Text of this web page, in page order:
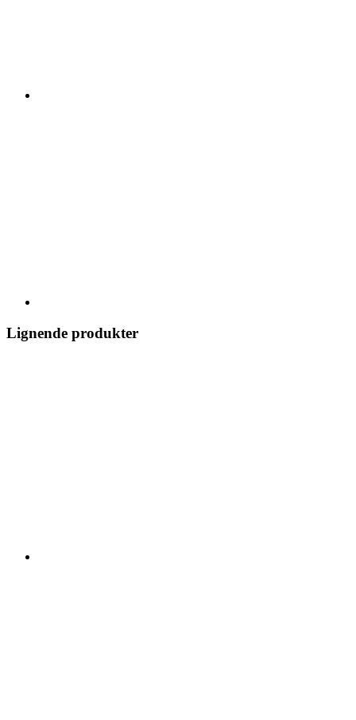
Lignende produkter